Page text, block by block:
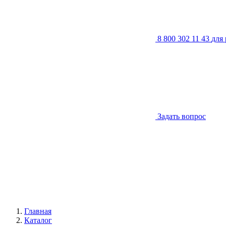
8 800 302 11 43 для
Задать вопрос
Главная
Каталог